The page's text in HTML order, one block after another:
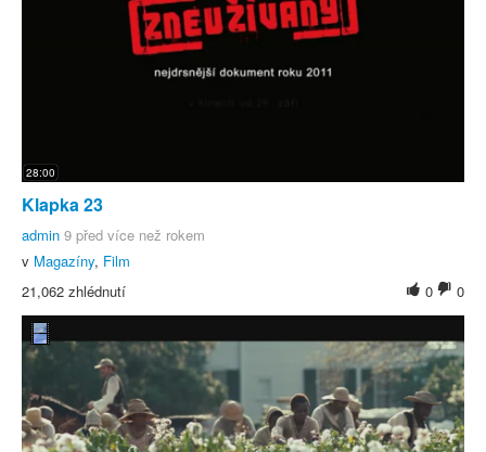
28:00
Klapka 23
admin 9 před více než rokem
v Magazíny, Film
0
0
21,062 zhlédnutí